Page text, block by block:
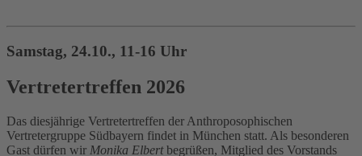
Samstag, 24.10., 11-16 Uhr
Vertretertreffen 2026
Das diesjährige Vertretertreffen der Anthroposophischen
Vertretergruppe Südbayern findet in München statt. Als besonderen
Gast dürfen wir Monika Elbertbegrüßen, Mitglied des Vorstands